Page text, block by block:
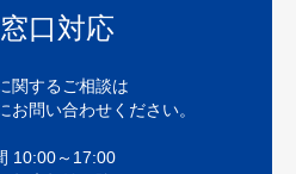
口対応
関するご相談は
お問い合わせください。
10:00～17:00